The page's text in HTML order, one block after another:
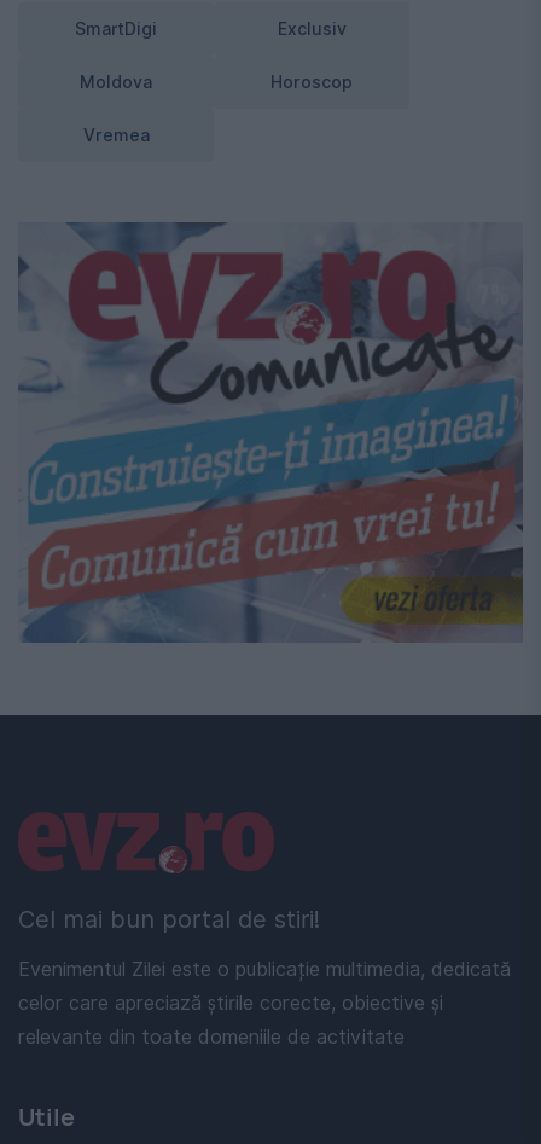
SmartDigi Exclusiv
Moldova Horoscop
Vremea
Cel mai bun portal de stiri!
Evenimentul Zilei este o publicație multimedia, dedicată
celor care apreciază știrile corecte, obiective și
relevante din toate domeniile de activitate
Linkuri utile
Utile